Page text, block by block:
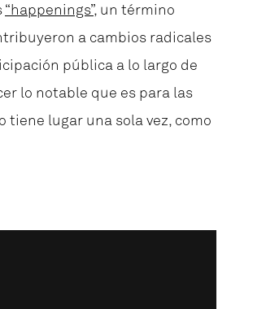
“happenings”, un término
a cambios radicales
pública a lo largo de
lo notable que es para las
lugar una sola vez, como